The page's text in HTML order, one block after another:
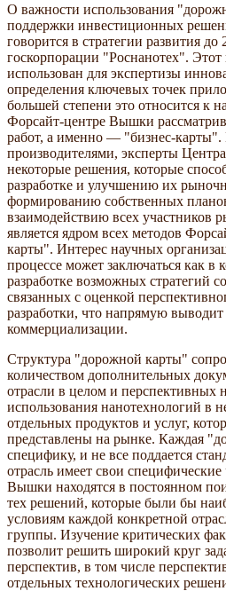
О важности использования
поддержки инвестиционных
говорится в стратегии развития до
госкорпорации "Роснанотех".
использован для экспертизы
определения ключевых точек
большей степени это относится к
Форсайт-центре Вышки
работ, а именно — "бизнес-карты".
производителями, эксперты
некоторые решения, которые
разработке и улучшению их
формированию собственных
взаимодействию всех участников
является ядром всех методов
карты". Интерес научных
процессе может заключаться как в
разработке возможных стратегий
связанных с оценкой
разработки, что напрямую
коммерциализации.
Структура "дорожной карты"
количеством дополнительных
отрасли в целом и перспективных
использования нанотехнологий в
отдельных продуктов и услуг,
представлены на рынке. Каждая
специфику, и не все поддается
отрасль имеет свои
Вышки находятся в постоянном
тех решений, которые были бы
условиям каждой конкретной
группы. Изучение критических
позволит решить широкий круг
перспектив, в том числе
отдельных технологических